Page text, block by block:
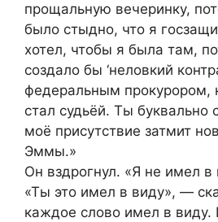
прощальную вечеринку,
было стыдно, что я
хотел, чтобы я была там,
создало бы ‘неловкий
федеральным прокурором,
стал судьёй. Ты буквально
моё присутствие затмит
Эммы.»
Он вздрогнул. «Я не имел
«Ты это имел в виду», —
каждое слово имел в виду.